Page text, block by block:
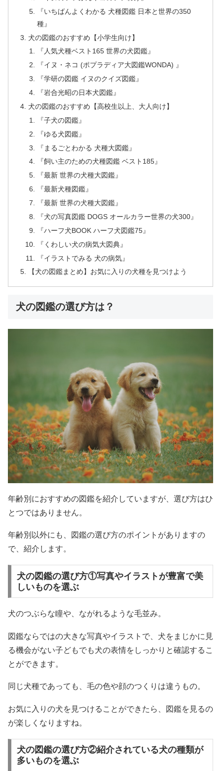
『いちばんよくわかる 犬種図鑑 日本と世界の350
種』
犬の図鑑のおすすめ【小学生向け】
『人気犬種ベスト165 世界の犬図鑑』
『イヌ・ネコ (ポプラディア大図鑑WONDA) 』
『学研の図鑑 イヌのクイズ図鑑』
『岩合光昭の日本犬図鑑』
犬の図鑑のおすすめ【高校生以上、大人向け】
『子犬の図鑑』
『ゆる犬図鑑』
『まるごとわかる 犬種大図鑑』
『飼い主のための犬種図鑑 ベスト185』
『最新 世界の犬種大図鑑』
『最新犬種図鑑』
『最新 世界の犬種大図鑑』
『犬の写真図鑑 DOGS オールカラー世界の犬300』
『ハーフ犬BOOK ハーフ犬図鑑75』
『くわしい犬の病気大図典』
『イラストでみる 犬の病気』
【犬の図鑑まとめ】お気に入りの犬種を見つけよう
犬の図鑑の選び方は？
年齢別におすすめの図鑑を紹介していますが、選び方はひ
とつではありません。
年齢別以外にも、図鑑の選び方のポイントがありますの
で、紹介します。
犬の図鑑の選び方①写真やイラストが豊富で美
しいものを選ぶ
犬のつぶらな瞳や、ながれるような毛並み。
図鑑ならではの大きな写真やイラストで、犬をまじかに見
る機会がない子どもでも犬の表情をしっかりと確認するこ
とができます。
同じ犬種であっても、毛の色や顔のつくりは違うもの。
お気に入りの犬を見つけることができたら、図鑑を見るの
が楽しくなりますね。
犬の図鑑の選び方②紹介されている犬の種類が
多いものを選ぶ